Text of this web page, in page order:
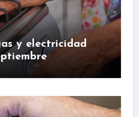
y electricidad